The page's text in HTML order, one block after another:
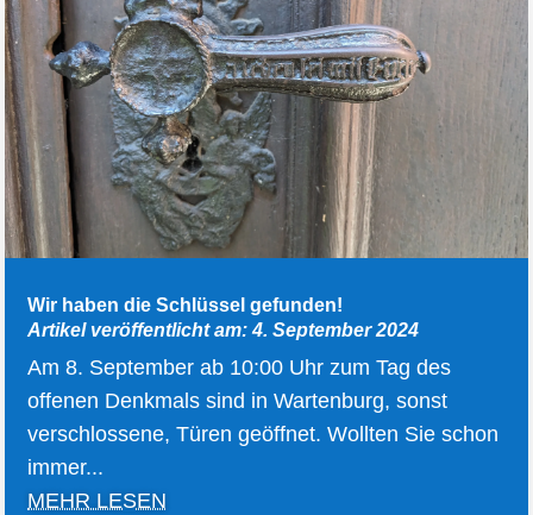
Wir haben die Schlüssel gefunden!
Artikel veröffentlicht am: 4. September 2024
Am 8. September ab 10:00 Uhr zum Tag des
offenen Denkmals sind in Wartenburg, sonst
verschlossene, Türen geöffnet. Wollten Sie schon
immer...
MEHR LESEN